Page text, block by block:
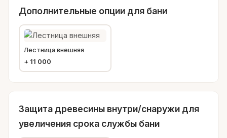
Дополнительные опции для бани
Лестница внешняя
+ 11 000
Защита древесины внутри/снаружи для
увеличения срока службы бани